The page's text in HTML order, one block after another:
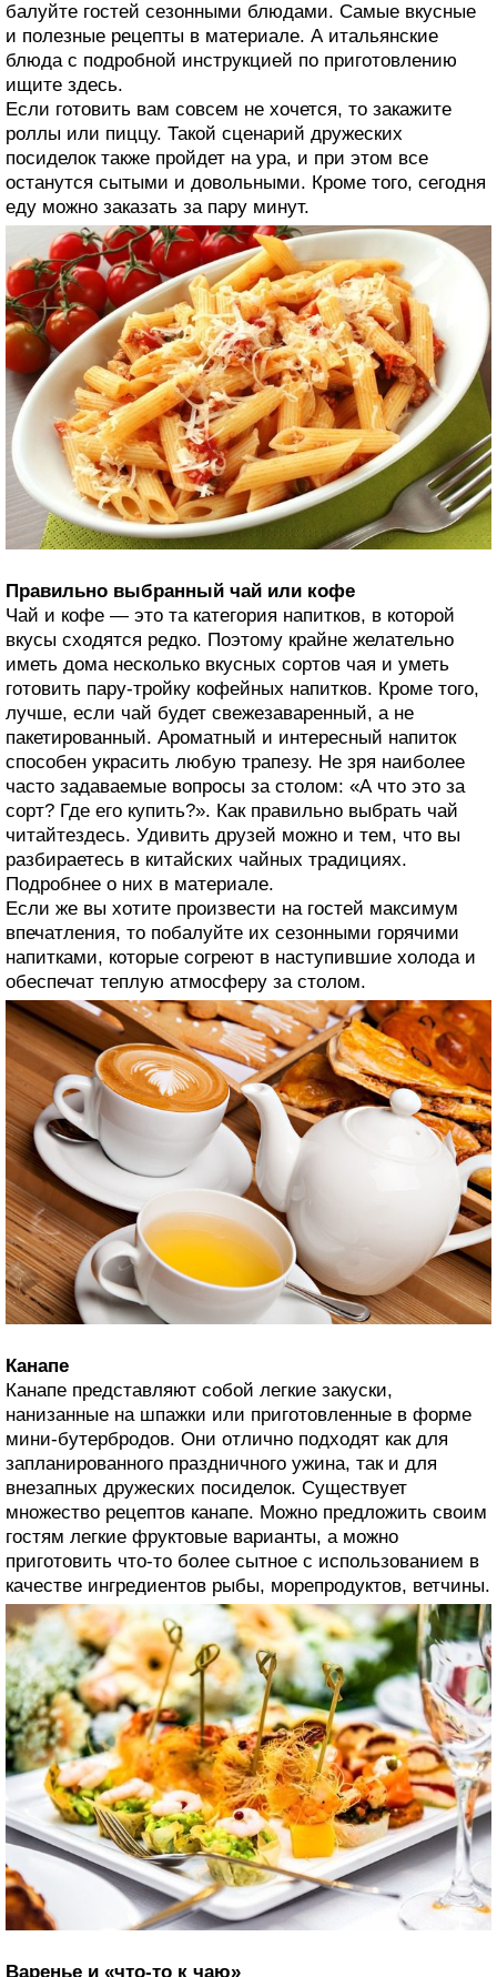
балуйте гостей сезонными блюдами. Самые вкусные
и полезные рецепты в материале. А итальянские
блюда с подробной инструкцией по приготовлению
ищите здесь.
Если готовить вам совсем не хочется, то закажите
роллы или пиццу. Такой сценарий дружеских
посиделок также пройдет на ура, и при этом все
останутся сытыми и довольными. Кроме того, сегодня
еду можно заказать за пару минут.
Правильно выбранный чай или кофе
Чай и кофе — это та категория напитков, в которой
вкусы сходятся редко. Поэтому крайне желательно
иметь дома несколько вкусных сортов чая и уметь
готовить пару-тройку кофейных напитков. Кроме того,
лучше, если чай будет свежезаваренный, а не
пакетированный. Ароматный и интересный напиток
способен украсить любую трапезу. Не зря наиболее
часто задаваемые вопросы за столом: «А что это за
сорт? Где его купить?». Как правильно выбрать чай
читайтездесь. Удивить друзей можно и тем, что вы
разбираетесь в китайских чайных традициях.
Подробнее о них в материале.
Если же вы хотите произвести на гостей максимум
впечатления, то побалуйте их сезонными горячими
напитками, которые согреют в наступившие холода и
обеспечат теплую атмосферу за столом.
Канапе
Канапе представляют собой легкие закуски,
нанизанные на шпажки или приготовленные в форме
мини-бутербродов. Они отлично подходят как для
запланированного праздничного ужина, так и для
внезапных дружеских посиделок. Существует
множество рецептов канапе. Можно предложить своим
гостям легкие фруктовые варианты, а можно
приготовить что-то более сытное с использованием в
качестве ингредиентов рыбы, морепродуктов, ветчины.
Варенье и «что-то к чаю»